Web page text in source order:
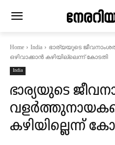
Home India
ഭാര്യയുടെ
ഒഴിവാക്കാന്‍ കഴിയില്ലെന്ന് കോടതി
India
ഭാര്യയുടെ
കഴിയില്ലെന്ന്